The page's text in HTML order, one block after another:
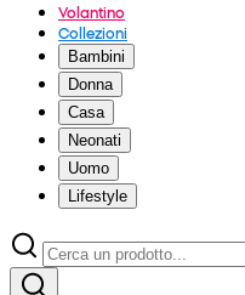
Volantino
Collezioni
Bambini
Donna
Casa
Neonati
Uomo
Lifestyle